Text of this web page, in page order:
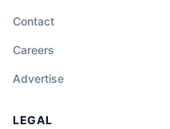
Contact
Careers
Advertise
LEGAL